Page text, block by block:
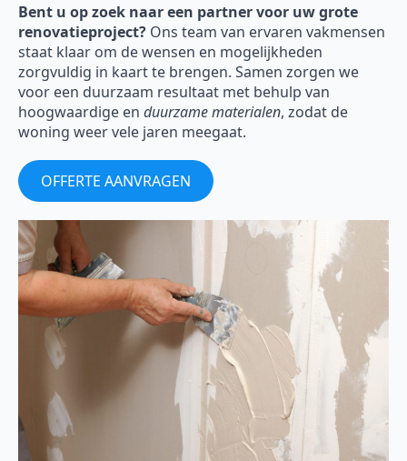
Bent u op zoek naar een partner voor uw grote
renovatieproject? Ons team van ervaren vakmensen
staat klaar om de wensen en mogelijkheden
zorgvuldig in kaart te brengen. Samen zorgen we
voor een duurzaam resultaat met behulp van
hoogwaardige en duurzame materialen, zodat de
woning weer vele jaren meegaat.
OFFERTE AANVRAGEN